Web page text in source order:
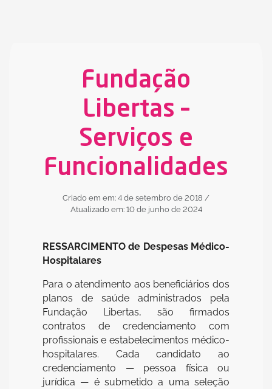
Fundação
Libertas –
Serviços e
Funcionalidades
Criado em em: 4 de setembro de 2018 /
Atualizado em: 10 de junho de 2024
RESSARCIMENTO de Despesas Médico-
Hospitalares
Para o atendimento aos beneficiários dos
planos de saúde administrados pela
Fundação Libertas, são firmados
contratos de credenciamento com
profissionais e estabelecimentos médico-
hospitalares. Cada candidato ao
credenciamento — pessoa física ou
jurídica — é submetido a uma seleção